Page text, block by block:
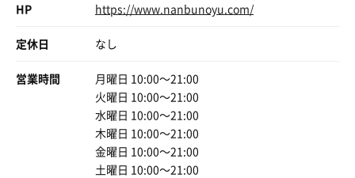
ってほしい！！！！！
実は自分、サウナと同じくらい温泉も好きなんですが、こ
こかなり良かった。
硫黄泉の源泉掛け流し♨️しかも源泉浴槽はかなりぬるめ。
また必ず訪問しますね♪
HP https://www.nanbunoyu.com/
定休日 なし
営業時間
月曜日 10:00〜21:00
火曜日 10:00〜21:00
水曜日 10:00〜21:00
木曜日 10:00〜21:00
金曜日 10:00〜21:00
土曜日 10:00〜21:00